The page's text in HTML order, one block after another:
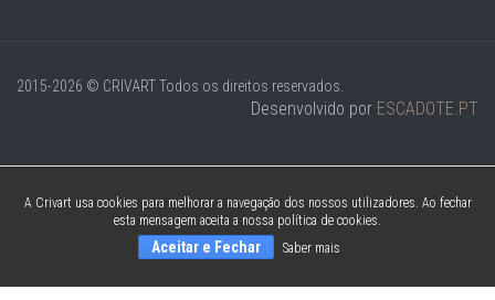
2015-2026 © CRIVARTTodos os direitos reservados.
Desenvolvido por ESCADOTE.PT
A Crivart usa cookies para melhorar a navegação dos nossos utilizadores. Ao fechar
esta mensagem aceita a nossa política de cookies.
Aceitar e Fechar Saber mais